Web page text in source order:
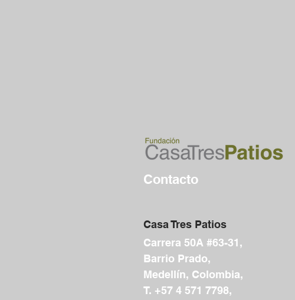
Contacto
Casa Tres Patios
Carrera 50A #63-31,
Barrio Prado,
Medellín, Colombia,
T. +57 4 571 7798,